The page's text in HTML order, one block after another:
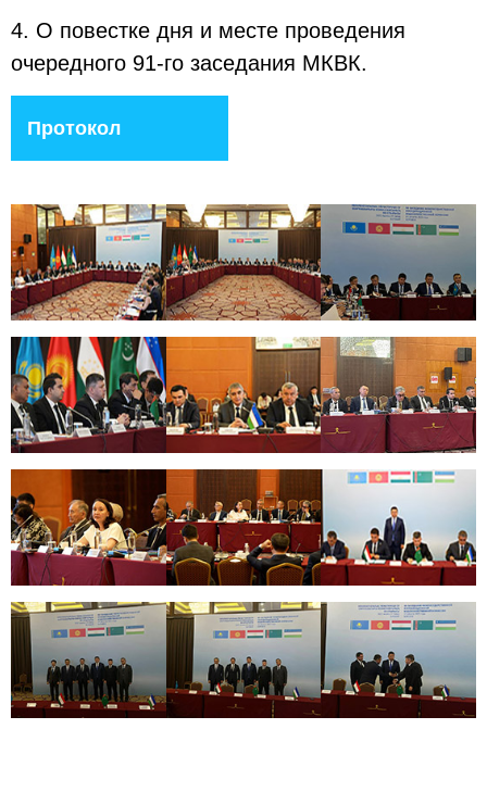
4. О повестке дня и месте проведения
очередного 91-го заседания МКВК.
Протокол